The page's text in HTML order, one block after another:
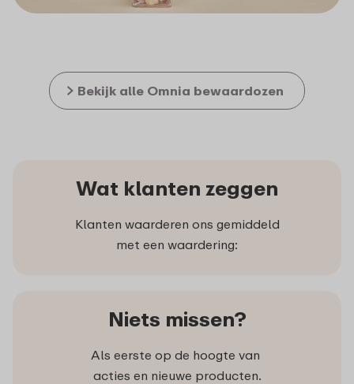
Bekijk alle Omnia bewaardozen
Wat klanten zeggen
Klanten waarderen ons gemiddeld
met een waardering:
Niets missen?
Als eerste op de hoogte van
acties en nieuwe producten.